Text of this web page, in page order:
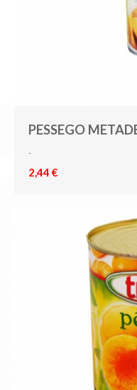
PESSEGO
-
2,44 €